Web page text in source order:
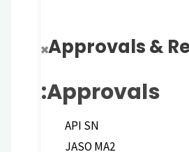
Approvals &
Approvals:
API SN
JASO MA2